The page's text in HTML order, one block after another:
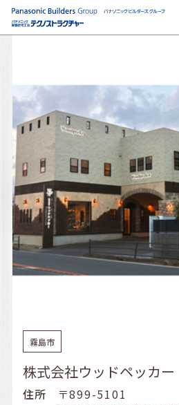
霧島市
株式会社ウッドペッカー
住所
〒899-5101